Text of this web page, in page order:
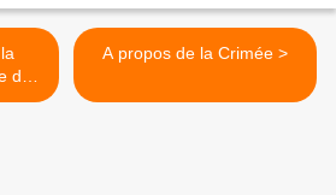
de
A propos de la Crimée >